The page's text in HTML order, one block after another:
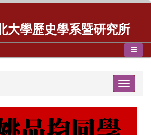
大學歷史學系暨研究所
Toggle